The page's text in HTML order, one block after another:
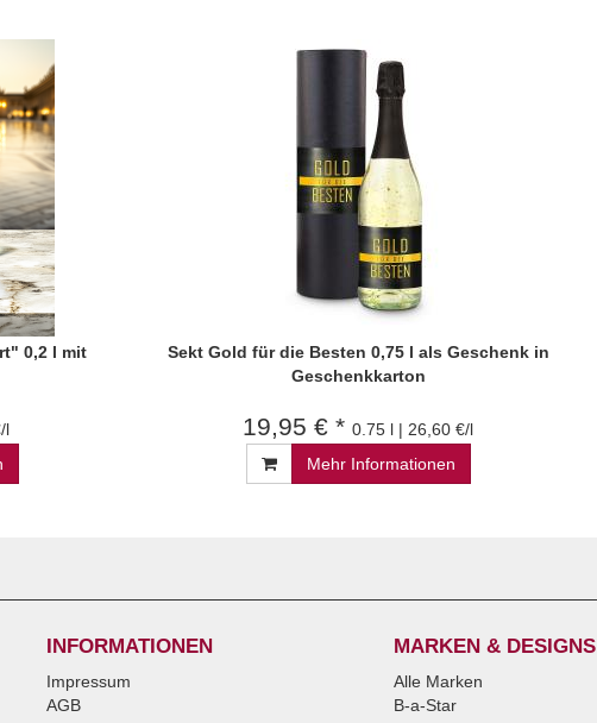
0,2 l mit
l
Sekt Gold für die Besten 0,75 l als Geschenk in
Geschenkkarton
19,95 € * 0.75 l | 26,60 €/l
Mehr Informationen
INFORMATIONEN
Impressum
AGB
MARKEN & DESIGNS
Alle Marken
B-a-Star